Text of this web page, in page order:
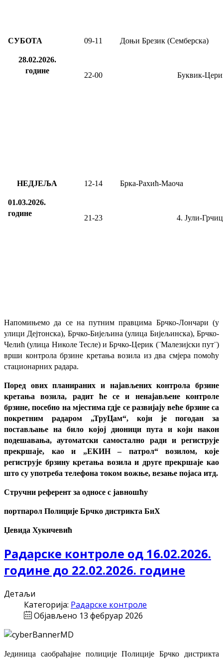
СУБОТА
28.02.2026.
године
09-1 1 Доњи Брезик (Семберска)
22-00 Буквик-
НЕДЈЕЉА
01.03.2026.
године
12-14 Брка-Рахић-Маоча
21-23 4. Јули-
Напомињемо да се на путним правцима Брчко-Лончари (у
улици Дејтонска), Брчко-Бијељина (улица Бијељинска), Брчко-
Челић (улица Николе Тесле) и Брчко-Церик (¨Малезијски пут¨)
врши контрола брзине кретања возила из два смјера помоћу
стационарних радара.
Поред ових планираних и најављених контрола брзине
кретања возила, радит ће се и ненајављене контроле
брзине, посебно на мјестима гдје се развијају веће брзине са
покретним радаром „ТруЦам“, који је погодан за
постављање на било којој дионици пута и који након
подешавања, аутоматски самостално ради и региструје
прекршаје, као и „ЕКИН – патрол“ возилом, које
региструје брзину кретања возила и друге прекршаје као
што су употреба телефона током вожње, везање појаса итд.
Стручни референт за односе с јавношћу
портпарол Полиције Брчко дистрикта БиХ
Џевида Хукичевић
Радарске контроле од 16.02.2026.
године до 22.02.2026. године
Детаљи
Категорија: Радарске контроле
Објављено 13 фебруар 2026
Јединица саобраћајне полиције Полиције Брчко дистрикта